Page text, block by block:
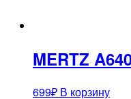
MERTZ
699₽ В корзину